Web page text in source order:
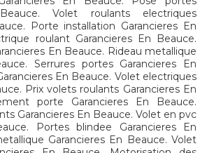
Volet roulants electriques
Porte installation Garancieres En
roulant Garancieres En Beauce.
En Beauce. Rideau metallique
Serrures portes Garancieres En
En Beauce. Volet electriques
Prix volets roulants Garancieres En
porte Garancieres En Beauce.
Garancieres En Beauce. Volet en pvc
Portes blindee Garancieres En
Garancieres En Beauce. Volet